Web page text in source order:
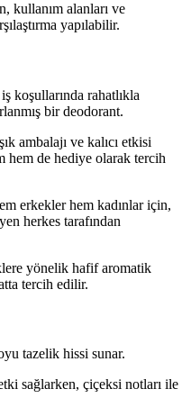
kullanım alanları ve
yapılabilir.
koşullarında rahatlıkla
bir deodorant.
ambalajı ve kalıcı etkisi
hem de hediye olarak tercih
erkekler hem kadınlar için,
herkes tarafından
yönelik hafif aromatik
tercih edilir.
tazelik hissi sunar.
sağlarken, çiçeksi notları ile